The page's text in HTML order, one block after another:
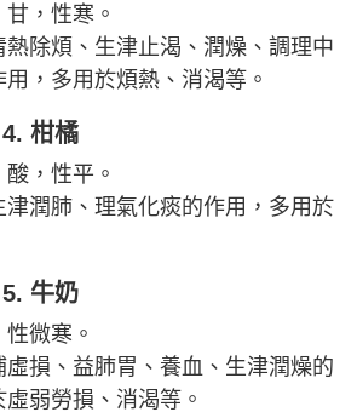
，性寒。
熱除煩、生津止渴、潤燥、調理中
，多用於煩熱、消渴等。
柑橘
，性平。
津潤肺、理氣化痰的作用，多用於
牛奶
微寒。
虛損、益肺胃、養血、生津潤燥的
弱勞損、消渴等。